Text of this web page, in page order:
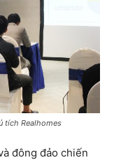
tích Realhomes
đông đảo chiến